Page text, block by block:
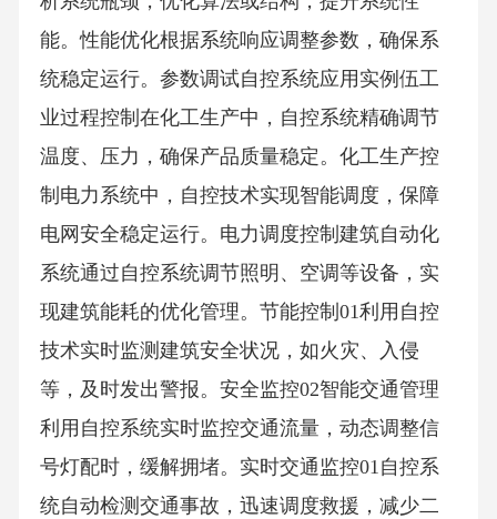
能。性能优化根据系统响应调整参数，确保系
统稳定运行。参数调试自控系统应用实例伍工
业过程控制在化工生产中，自控系统精确调节
温度、压力，确保产品质量稳定。化工生产控
制电力系统中，自控技术实现智能调度，保障
电网安全稳定运行。电力调度控制建筑自动化
系统通过自控系统调节照明、空调等设备，实
现建筑能耗的优化管理。节能控制01利用自控
技术实时监测建筑安全状况，如火灾、入侵
等，及时发出警报。安全监控02智能交通管理
利用自控系统实时监控交通流量，动态调整信
号灯配时，缓解拥堵。实时交通监控01自控系
统自动检测交通事故，迅速调度救援，减少二